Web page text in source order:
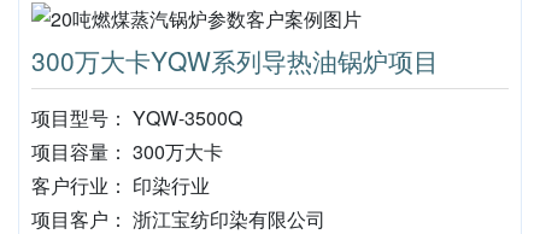
300万大卡YQW系列导热油锅炉项目
项目型号： YQW-3500Q
项目容量： 300万大卡
客户行业： 印染行业
项目客户： 浙江宝纺印染有限公司